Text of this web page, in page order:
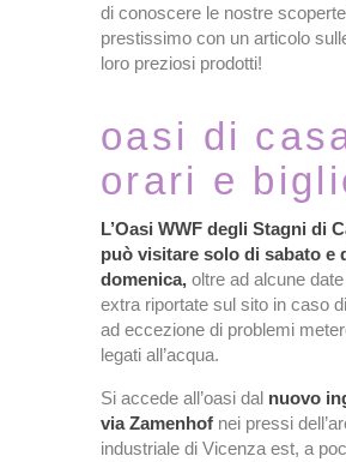
di conoscere le nostre
prestissimo con un articolo
loro preziosi prodotti!
oasi di
orari e
L’Oasi WWF degli Stagni di
può visitare solo di sabato e
domenica, oltre ad alcune
extra riportate sul sito in caso
ad eccezione di problemi
legati all’acqua.
Si accede all’oasi dal nuovo
via Zamenhof nei pressi
industriale di Vicenza est, a